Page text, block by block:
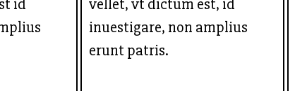
inuestigare, non amplius
erunt patris.